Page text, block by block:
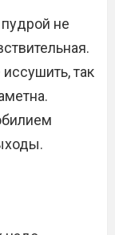
пудрой не
так